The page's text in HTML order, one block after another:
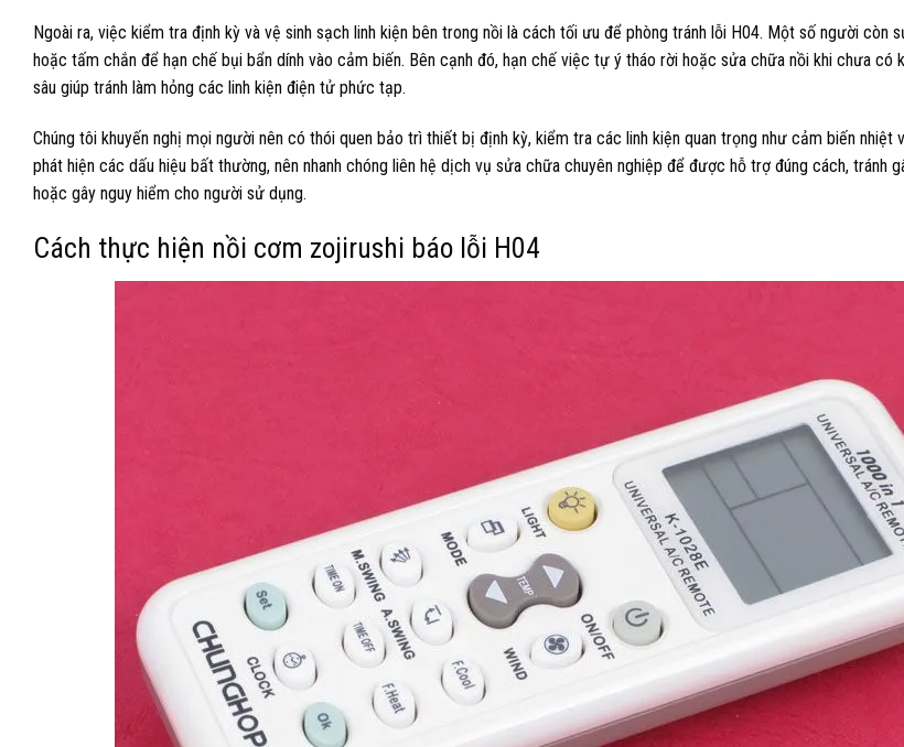
Ngoài ra, việc kiểm tra định kỳ và vệ sinh sạch linh kiện bên trong nồi là cách tối ưu để phòng tránh lỗi H04. Một số người còn
hoặc tấm chắn để hạn chế bụi bẩn dính vào cảm biến. Bên cạnh đó, hạn chế việc tự ý tháo rời hoặc sửa chữa nồi khi chưa có
sâu giúp tránh làm hỏng các linh kiện điện tử phức tạp.
Chúng tôi khuyến nghị mọi người nên có thói quen bảo trì thiết bị định kỳ, kiểm tra các linh kiện quan trọng như cảm biến nhiệt
phát hiện các dấu hiệu bất thường, nên nhanh chóng liên hệ dịch vụ sửa chữa chuyên nghiệp để được hỗ trợ đúng cách, tránh
hoặc gây nguy hiểm cho người sử dụng.
Cách thực hiện nồi cơm zojirushi báo lỗi H04